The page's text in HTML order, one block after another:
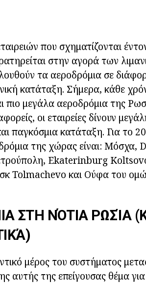
που σχηματίζονται
στην αγορά των
τα αεροδρόμια σε
κατάταξη. Σήμερα, κάθε
πιο μεγάλα αεροδρόμια της
οι εταιρείες δίνουν
παγκόσμια κατάταξη. Για το
της χώρας είναι: Μόσχα,
Ekaterinburg
Tolmachevo και Ούφα του
ΣΤΗ ΝΌΤΙΑ ΡΩΣΊΑ
μέρος του συστήματος
αυτής της επείγουσας θέμα για